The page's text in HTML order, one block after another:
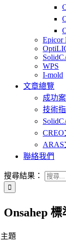
Epicor
WPS
I-mold
文章總覽
成功
技術指
ARAS
聯絡我們
搜尋結果：
Onsahep
題